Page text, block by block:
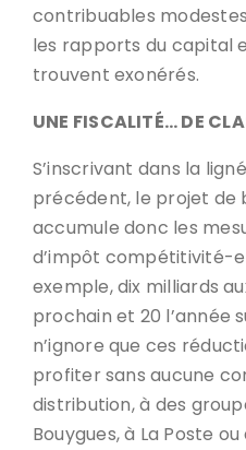
contribuables
les rapports du capital
trouvent exonérés.
UNE FISCALITÉ… DE
S’inscrivant dans la
précédent, le projet de
accumule donc les
d’impôt compétitivité-
exemple, dix milliards
prochain et 20 l’année
n’ignore que ces
profiter sans aucune
distribution, à des
Bouygues, à La Poste